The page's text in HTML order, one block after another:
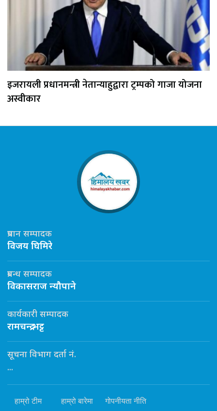
इजरायली प्रधानमन्त्री नेतान्याहुद्वारा ट्रम्पको गाजा योजना
अस्वीकार
प्रधान सम्पादक
विजय घिमिरे
प्रबन्ध सम्पादक
विकासराज न्यौपाने
कार्यकारी सम्पादक
रामचन्द्र भट्ट
सूचना विभाग दर्ता नं.
...
हाम्रो टीम हाम्रो बारेमा गोपनीयता नीति